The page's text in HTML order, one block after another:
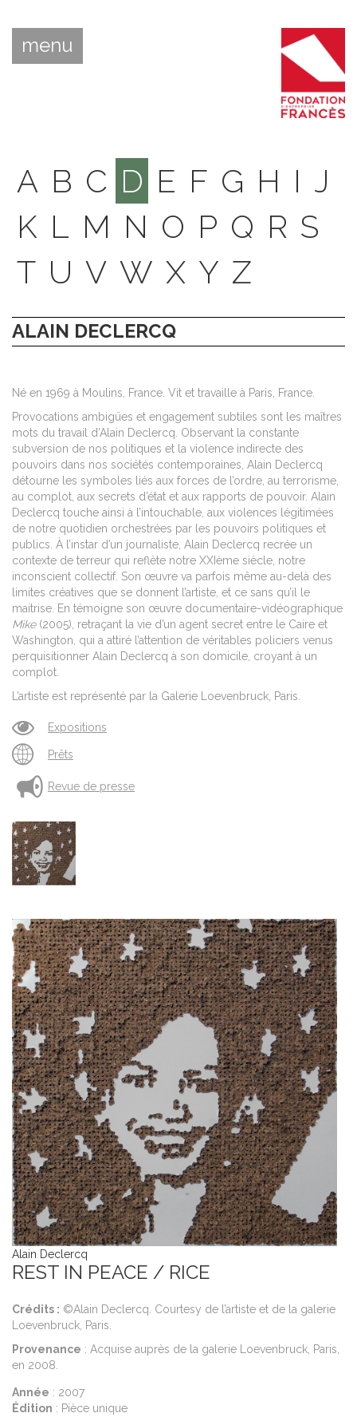
menu
A B C D E F G H I J
K L M N O P Q R S
T U V W X Y Z
ALAIN DECLERCQ
Né en 1969 à Moulins, France. Vit et travaille à Paris, France.
Provocations ambigües et engagement subtiles sont les maîtres
mots du travail d’Alain Declercq. Observant la constante
subversion de nos politiques et la violence indirecte des
pouvoirs dans nos sociétés contemporaines, Alain Declercq
détourne les symboles liés aux forces de l’ordre, au terrorisme,
au complot, aux secrets d’état et aux rapports de pouvoir. Alain
Declercq touche ainsi à l’intouchable, aux violences légitimées
de notre quotidien orchestrées par les pouvoirs politiques et
publics. À l’instar d’un journaliste, Alain Declercq recrée un
contexte de terreur qui reflète notre XXIème siècle, notre
inconscient collectif. Son œuvre va parfois même au-delà des
limites créatives que se donnent l’artiste, et ce sans qu’il le
maitrise. En témoigne son œuvre documentaire-vidéographique
Mike (2005), retraçant la vie d’un agent secret entre le Caire et
Washington, qui a attiré l’attention de véritables policiers venus
perquisitionner Alain Declercq à son domicile, croyant à un
complot.
L’artiste est représenté par la Galerie Loevenbruck, Paris.
Expositions
Prêts
Revue de presse
Alain Declercq
REST IN PEACE / RICE
Crédits : ©Alain Declercq. Courtesy de l’artiste et de la galerie
Loevenbruck, Paris.
Provenance : Acquise auprès de la galerie Loevenbruck, Paris,
en 2008.
Année : 2007
Édition : Pièce unique